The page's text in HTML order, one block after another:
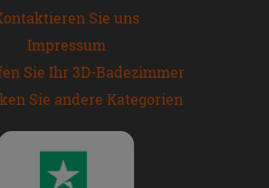
Sie uns
Impressum
Sie Ihr 3D-Badezimmer
Sie andere Kategorien